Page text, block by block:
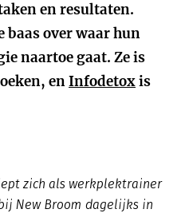
en resultaten.
baas over waar hun
naartoe gaat. Ze is
enInfodetoxis
zich als werkplektrainer
New Broom dagelijks in